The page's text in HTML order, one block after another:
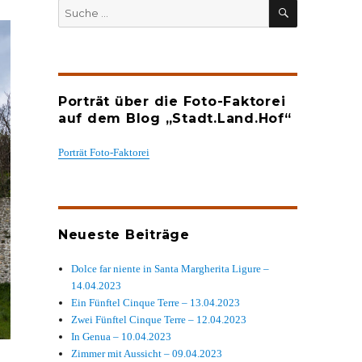
SUCHEN
Porträt über die Foto-Faktorei
auf dem Blog „Stadt.Land.Hof“
Porträt Foto-Faktorei
Neueste Beiträge
Dolce far niente in Santa Margherita Ligure –
14.04.2023
Ein Fünftel Cinque Terre – 13.04.2023
Zwei Fünftel Cinque Terre – 12.04.2023
In Genua – 10.04.2023
Zimmer mit Aussicht – 09.04.2023